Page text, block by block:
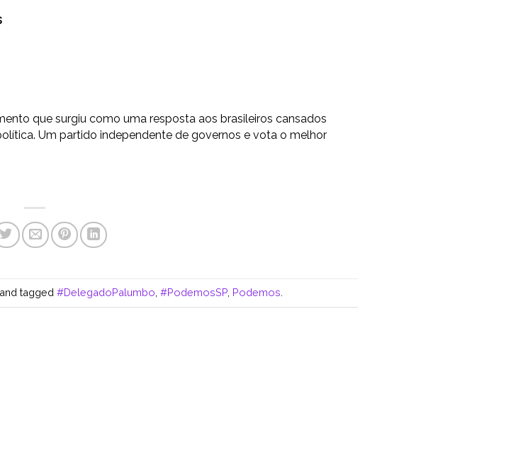
que surgiu como uma resposta aos brasileiros cansados
Um partido independente de governos e vota o melhor
and tagged #DelegadoPalumbo #PodemosSP, Podemos